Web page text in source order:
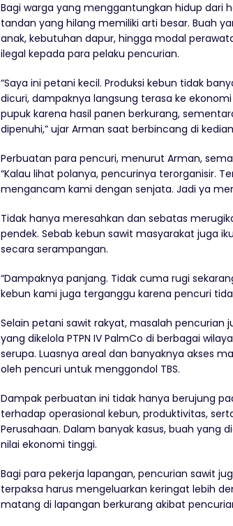
Bagi warga yang menggantungkan hidup dari
tandan yang hilang memiliki arti besar. Buah
anak, kebutuhan dapur, hingga modal
ilegal kepada para pelaku pencurian.
“Saya ini petani kecil. Produksi kebun tidak
dicuri, dampaknya langsung terasa ke
pupuk karena hasil panen berkurang,
dipenuhi,” ujar Arman saat berbincang di
Perbuatan para pencuri, menurut Arman,
“Kalau lihat polanya, pencurinya terorganisir.
mengancam kami dengan senjata. Jadi ya
Tidak hanya meresahkan dan sebatas
pendek. Sebab kebun sawit masyarakat juga
secara serampangan.
“Dampaknya panjang. Tidak cuma rugi
kebun kami juga terganggu karena pencuri
Selain petani sawit rakyat, masalah pencurian
yang dikelola PTPN IV PalmCo di berbagai
serupa. Luasnya areal dan banyaknya akses
oleh pencuri untuk menggondol TBS.
Dampak perbuatan ini tidak hanya berujung
terhadap operasional kebun, produktivitas,
Perusahaan. Dalam banyak kasus, buah
nilai ekonomi tinggi.
Bagi para pekerja lapangan, pencurian sawit
terpaksa harus mengeluarkan keringat lebih
matang di lapangan berkurang akibat